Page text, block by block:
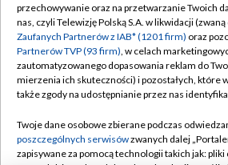
Abonament TVP
Emisja w TVP
Centrum informacji TVP
Naziemna Telewizja Cyfrowa
Rada Programowa
Regulamin TVP
Polityka
Moje zgody
Pomoc
Kontakt
przechowywanie oraz na przetwarzanie Twoich
nas, czyli Telewizję Polską S.A. w likwidacji
Zaufanych Partnerów z IAB* (1201 firm) oraz
Partnerów TVP (93 firm), w celach
zautomatyzowanego dopasowania reklam do
mierzenia ich skuteczności) i pozostałych, które
także zgody na udostępnianie przez nas
Twoje dane osobowe zbierane podczas
poszczególnych serwisówzwanych dalej
zapisywane za pomocą technologii takich jak: